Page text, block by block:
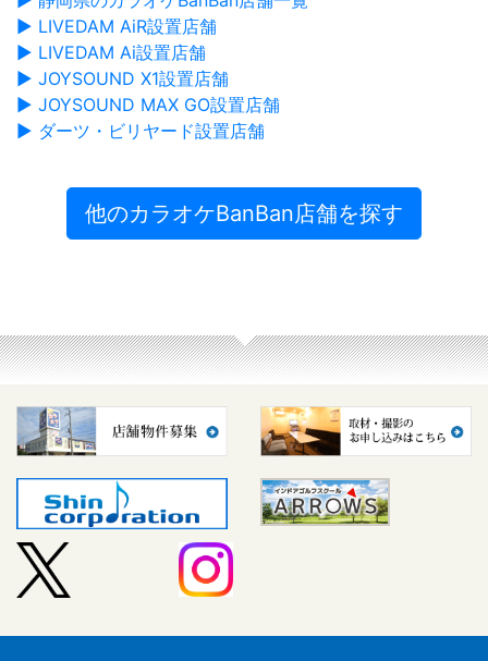
▶ LIVEDAM AiR設置店舗
▶ LIVEDAM Ai設置店舗
▶ JOYSOUND X1設置店舗
▶ JOYSOUND MAX GO設置店舗
▶ ダーツ・ビリヤード設置店舗
他のカラオケBanBan店舗を探す